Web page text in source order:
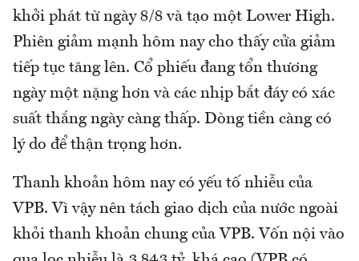
khởi phát từ ngày 8/8 và tạo một Lower High.
Phiên giảm mạnh hôm nay cho thấy cửa giảm
tiếp tục tăng lên. Cổ phiếu đang tổn thương
ngày một nặng hơn và các nhịp bắt đáy có xác
suất thắng ngày càng thấp. Dòng tiền càng có
lý do để thận trọng hơn.
Thanh khoản hôm nay có yếu tố nhiễu của
VPB. Vì vậy nên tách giao dịch của nước ngoài
khỏi thanh khoản chung của VPB. Vốn nội vào